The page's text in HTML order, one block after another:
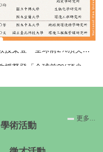
學術活動
更多...